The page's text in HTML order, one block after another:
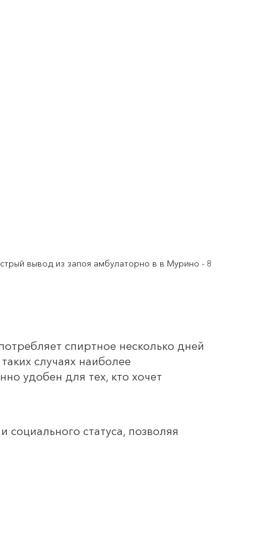
спиртное несколько дней
случаях наиболее
удобен для тех, кто хочет
статуса, позволяя